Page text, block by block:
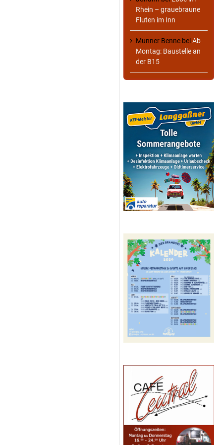
Rhein – grauebraune
Fluten im Inn
Munner Benne beiAb
Montag: Baustelle an
der B15